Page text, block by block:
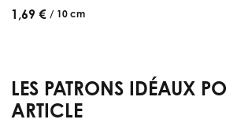
1,69 € / 10 cm
LES PATRONS IDÉAUX
ARTICLE